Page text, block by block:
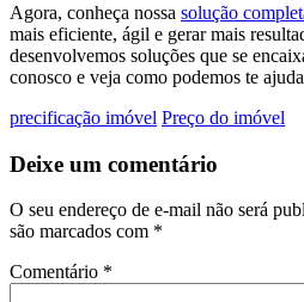
Agora, conheça nossa solução
mais eficiente, ágil e gerar mais
desenvolvemos soluções que se
conosco e veja como podemos te
precificação imóvel Preço do imóvel
Deixe um comentário
O seu endereço de e-mail não será
são marcados com *
Comentário *